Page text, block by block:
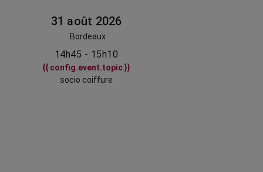
31 août 2026
Bordeaux
14h45 - 15h10
{{ config.event.topic }}
socio coiffure